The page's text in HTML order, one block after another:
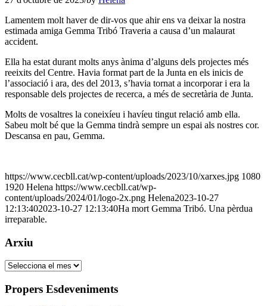
Lamentem molt haver de dir-vos que ahir ens va deixar la nostra
estimada amiga Gemma Tribó Traveria a causa d’un malaurat
accident.
Ella ha estat durant molts anys ànima d’alguns dels projectes més
reeixits del Centre. Havia format part de la Junta en els inicis de
l’associació i ara, des del 2013, s’havia tornat a incorporar i era la
responsable dels projectes de recerca, a més de secretària de Junta.
Molts de vosaltres la coneixíeu i havíeu tingut relació amb ella.
Sabeu molt bé que la Gemma tindrà sempre un espai als nostres cor.
Descansa en pau, Gemma.
https://www.cecbll.cat/wp-content/uploads/2023/10/xarxes.jpg 1080
1920 Helena https://www.cecbll.cat/wp-
content/uploads/2024/01/logo-2x.png Helena2023-10-27
12:13:402023-10-27 12:13:40Ha mort Gemma Tribó. Una pèrdua
irreparable.
Arxiu
Arxiu
Propers Esdeveniments